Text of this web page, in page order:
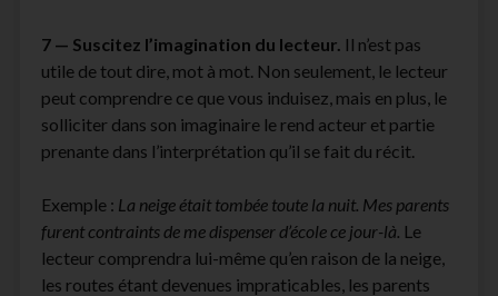
7 — Suscitez l’imagination du lecteur. Il n’est pas
utile de tout dire, mot à mot. Non seulement, le lecteur
peut comprendre ce que vous induisez, mais en plus, le
solliciter dans son imaginaire le rend acteur et partie
prenante dans l’interprétation qu’il se fait du récit.
Exemple : La neige était tombée toute la nuit. Mes parents
furent contraints de me dispenser d’école ce jour-là. Le
lecteur comprendra lui-même qu’en raison de la neige,
les routes étant devenues impraticables, les parents